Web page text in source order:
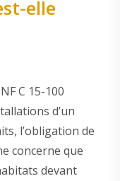
elle
C 15-100
d’un
l’obligation de
concerne que
devant